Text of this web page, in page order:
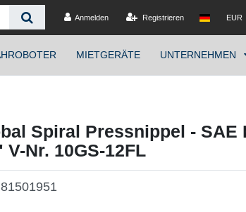
Anmelden Registrieren EUR
MIETGERÄTE UNTERNEHMEN
Spiral Pressnippel - SAE
V-Nr. 10GS-12FL
81501951